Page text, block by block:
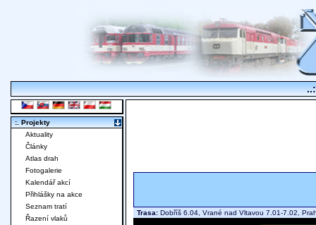
Trasa: Dobříš 6.04, Vrané nad Vltavou 7.01-7.02,
:. Projekty
Aktuality
Články
Atlas drah
Fotogalerie
Kalendář akcí
Přihlášky na akce
Seznam tratí
Řazení vlaků